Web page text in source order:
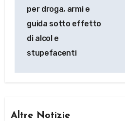
per droga, armi e
guida sotto effetto
di alcol e
stupefacenti
Altre Notizie